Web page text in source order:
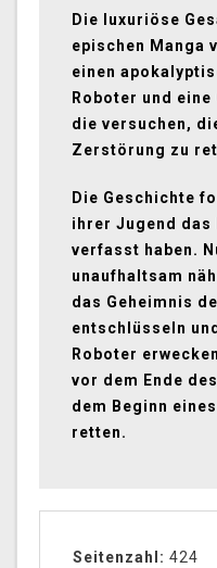
Die luxuriöse
epischen Manga
einen
Roboter und eine
die versuchen,
Zerstörung zu
Die Geschichte
ihrer Jugend das
verfasst haben.
unaufhaltsam
das Geheimnis
entschlüsseln
Roboter
vor dem Ende
dem Beginn
retten.
Seitenzahl: 424